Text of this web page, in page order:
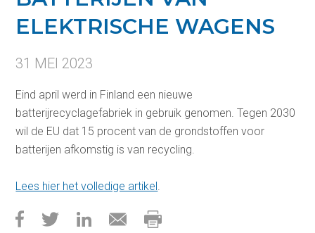
ELEKTRISCHE WAGENS
31 MEI 2023
Eind april werd in Finland een nieuwe
batterijrecyclagefabriek in gebruik genomen. Tegen 2030
wil de EU dat 15 procent van de grondstoffen voor
batterijen afkomstig is van recycling.
Lees hier het volledige artikel